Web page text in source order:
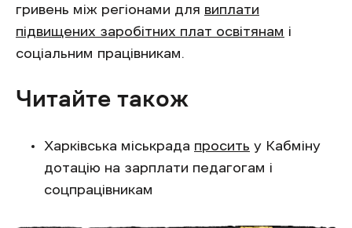
гривень між регіонами для виплати
підвищених заробітних плат освітянам і
соціальним працівникам.
Читайте також
Харківська міськрада просить у Кабміну
дотацію на зарплати педагогам і
соцпрацівникам